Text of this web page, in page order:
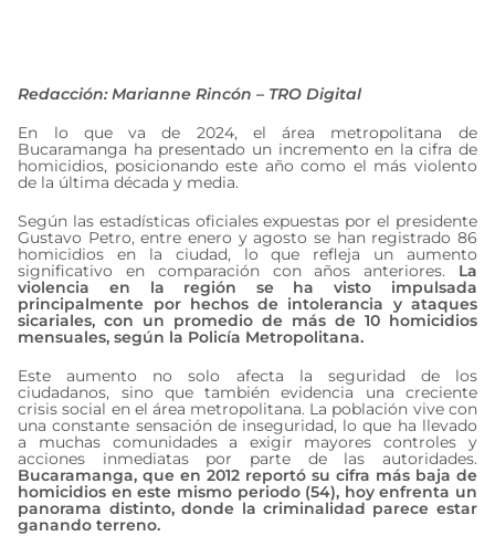
Redacción: Marianne Rincón – TRO Digital
En lo que va de 2024, el área metropolitana de
Bucaramanga ha presentado un incremento en la cifra de
homicidios, posicionando este año como el más violento
de la última década y media.
Según las estadísticas oficiales expuestas por el presidente
Gustavo Petro, entre enero y agosto se han registrado 86
homicidios en la ciudad, lo que refleja un aumento
significativo en comparación con años anteriores. La
violencia en la región se ha visto impulsada
principalmente por hechos de intolerancia y ataques
sicariales, con un promedio de más de 10 homicidios
mensuales, según la Policía Metropolitana.
Este aumento no solo afecta la seguridad de los
ciudadanos, sino que también evidencia una creciente
crisis social en el área metropolitana. La población vive con
una constante sensación de inseguridad, lo que ha llevado
a muchas comunidades a exigir mayores controles y
acciones inmediatas por parte de las autoridades.
Bucaramanga, que en 2012 reportó su cifra más baja de
homicidios en este mismo periodo (54), hoy enfrenta un
panorama distinto, donde la criminalidad parece estar
ganando terreno.